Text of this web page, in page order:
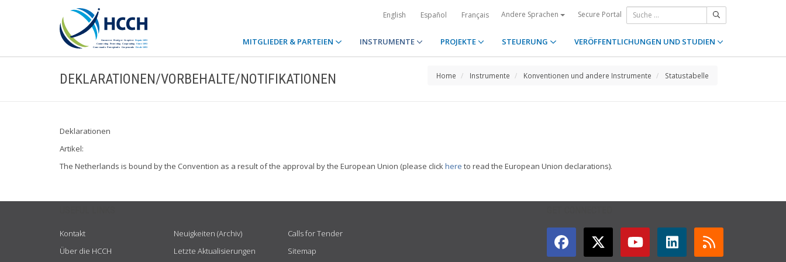
English Español Français Andere Sprachen Secure Portal
MITGLIEDER & PARTEIEN INSTRUMENTE PROJEKTE STEUERUNG VERÖFFENTLICHUNGEN UND STUDIEN
DEKLARATIONEN/VORBEHALTE/NOTIFIKATIONEN Home Instrumente Konventionen und andere Instrumente Statustabelle
Deklarationen
Artikel:
The Netherlands is bound by the Convention as a result of the approval by the European Union (please clickhere to read the European Union declarations).
Kontakt
Über die HCCH
Neuigkeiten (Archiv)
Letzte Aktualisierungen
Calls for Tender
Sitemap